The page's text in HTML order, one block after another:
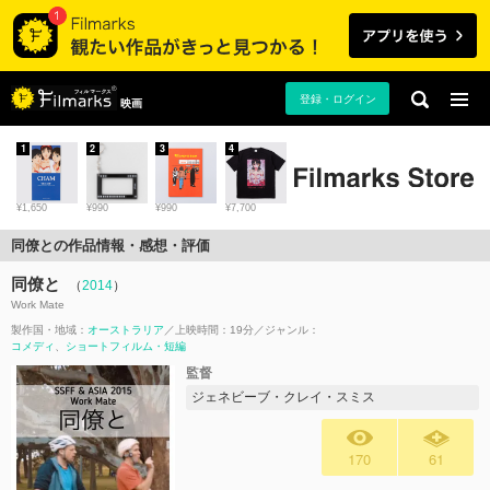
映画 登録・ログイン
¥1,650
1
¥990
2
¥990
3
¥7,700
4
同僚との作品情報・感想・評価
同僚と （2014）
Work Mate
製作国・地域： オーストラリア 上映時間：19分
ジャンル：
コメディ
ショートフィルム・短編
監督
ジェネビーブ・クレイ・スミス
170 61